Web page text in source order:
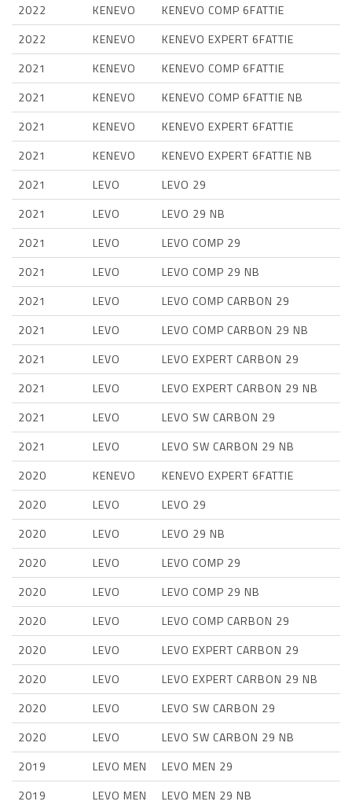
2022
KENEVO
KENEVO COMP 6FATTIE
2022
KENEVO
KENEVO EXPERT 6FATTIE
2021
KENEVO
KENEVO COMP 6FATTIE
2021
KENEVO
KENEVO COMP 6FATTIE NB
2021
KENEVO
KENEVO EXPERT 6FATTIE
2021
KENEVO
KENEVO EXPERT 6FATTIE NB
2021
LEVO
LEVO 29
2021
LEVO
LEVO 29 NB
2021
LEVO
LEVO COMP 29
2021
LEVO
LEVO COMP 29 NB
2021
LEVO
LEVO COMP CARBON 29
2021
LEVO
LEVO COMP CARBON 29 NB
2021
LEVO
LEVO EXPERT CARBON 29
2021
LEVO
LEVO EXPERT CARBON 29 NB
2021
LEVO
LEVO SW CARBON 29
2021
LEVO
LEVO SW CARBON 29 NB
2020
KENEVO
KENEVO EXPERT 6FATTIE
2020
LEVO
LEVO 29
2020
LEVO
LEVO 29 NB
2020
LEVO
LEVO COMP 29
2020
LEVO
LEVO COMP 29 NB
2020
LEVO
LEVO COMP CARBON 29
2020
LEVO
LEVO EXPERT CARBON 29
2020
LEVO
LEVO EXPERT CARBON 29 NB
2020
LEVO
LEVO SW CARBON 29
2020
LEVO
LEVO SW CARBON 29 NB
2019
LEVO MEN
LEVO MEN 29
2019
LEVO MEN LEVO MEN 29 NB